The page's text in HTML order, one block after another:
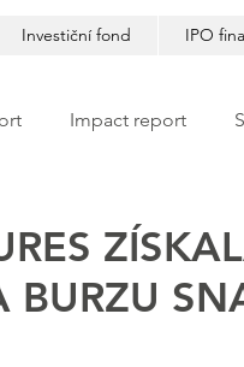
Investiční fond IPO
Impact report